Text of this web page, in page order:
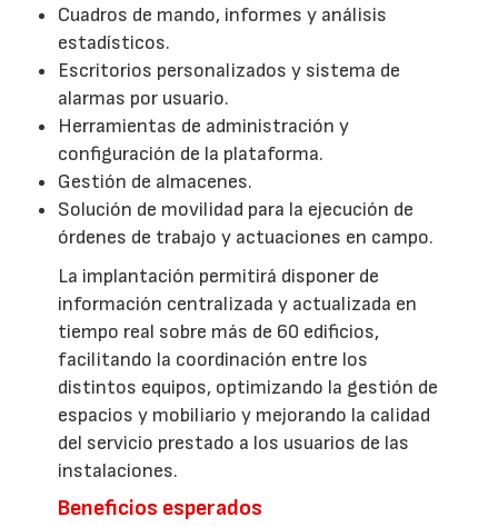
Cuadros de mando, informes y análisis
estadísticos.
Escritorios personalizados y sistema de
alarmas por usuario.
Herramientas de administración y
configuración de la plataforma.
Gestión de almacenes.
Solución de movilidad para la ejecución de
órdenes de trabajo y actuaciones en campo.
La implantación permitirá disponer de
información centralizada y actualizada en
tiempo real sobre más de 60 edificios,
facilitando la coordinación entre los
distintos equipos, optimizando la gestión de
espacios y mobiliario y mejorando la calidad
del servicio prestado a los usuarios de las
instalaciones.
Beneficios esperados